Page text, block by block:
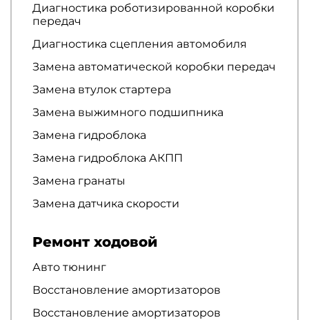
Диагностика роботизированной коробки
передач
Диагностика сцепления автомобиля
Замена автоматической коробки передач
Замена втулок стартера
Замена выжимного подшипника
Замена гидроблока
Замена гидроблока АКПП
Замена гранаты
Замена датчика скорости
Ремонт ходовой
Авто тюнинг
Восстановление амортизаторов
Восстановление амортизаторов